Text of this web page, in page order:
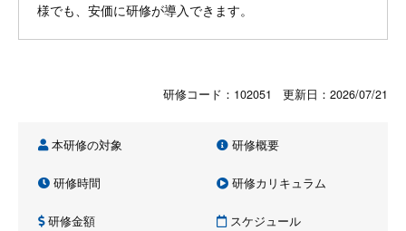
様でも、安価に研修が導入できます。
研修コード：102051 更新日： 2026/07/21
本研修の対象 研修概要
研修時間 研修カリキュラム
研修金額 スケジュール